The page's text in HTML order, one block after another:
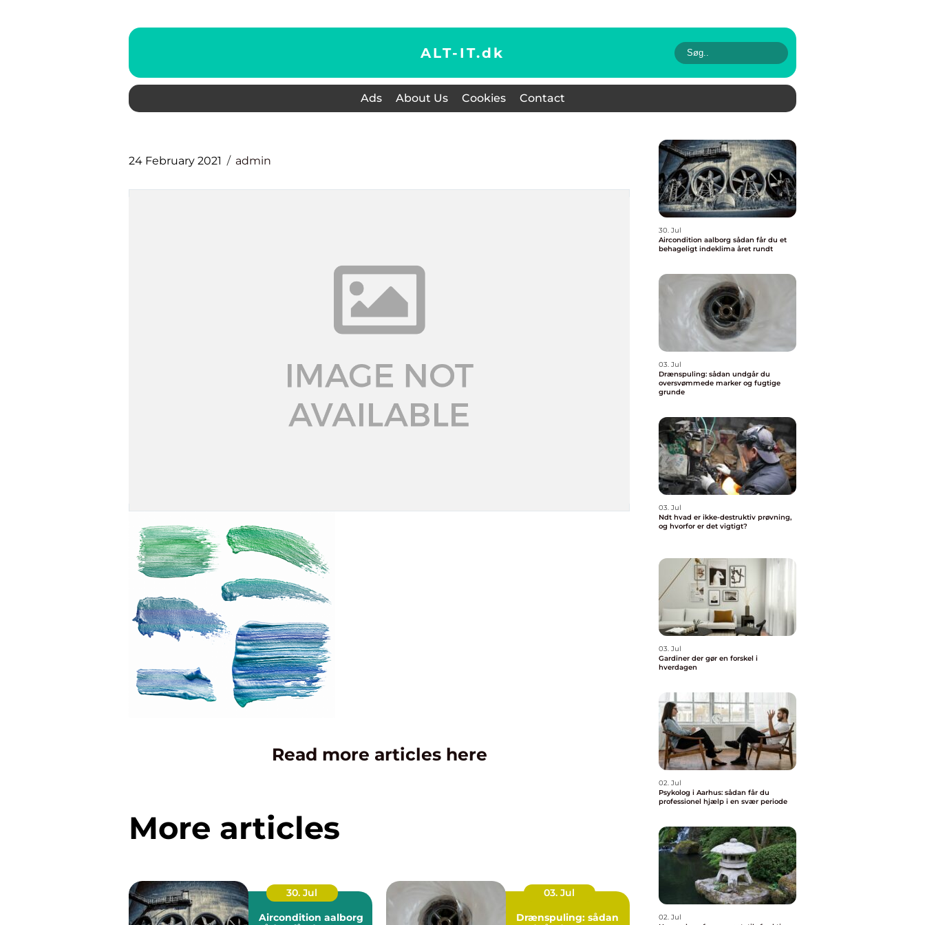
ALT-IT.dk
Ads About Us Cookies Contact
24 February 2021 admin
Read more articles here
More articles
30. Jul
Aircondition aalborg
03. Jul
Drænspuling: sådan
30. Jul
Aircondition aalborg sådan får du et
behageligt indeklima året rundt
03. Jul
Drænspuling: sådan undgår du
oversvømmede marker og fugtige
grunde
03. Jul
Ndt hvad er ikke-destruktiv prøvning,
og hvorfor er det vigtigt?
03. Jul
Gardiner der gør en forskel i
hverdagen
02. Jul
Psykolog i Aarhus: sådan får du
professionel hjælp i en svær periode
02. Jul